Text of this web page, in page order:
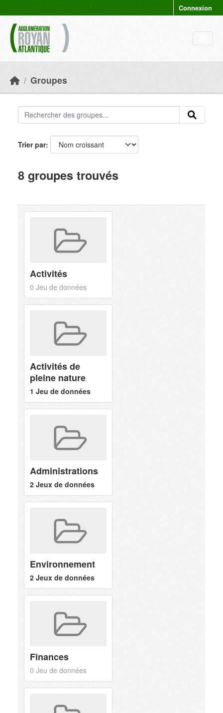
Connexion
Groupes
Trier par
8 groupes trouvés
Activités
0 Jeu de données
Activités de
pleine nature
1 Jeu de données
Administrations
2 Jeux de données
Environnement
2 Jeux de données
Finances
0 Jeu de données